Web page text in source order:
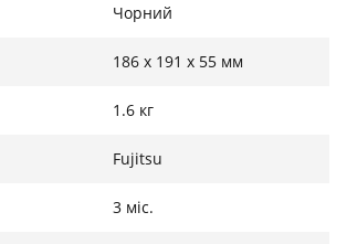
Чорний
186 х 191 х 55 мм
1.6 кг
Fujitsu
3 міс.